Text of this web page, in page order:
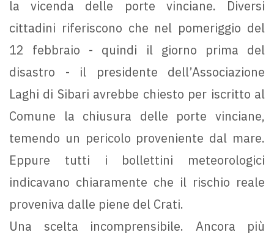
la vicenda delle porte vinciane. Diversi
cittadini riferiscono che nel pomeriggio del
12 febbraio - quindi il giorno prima del
disastro - il presidente dell’Associazione
Laghi di Sibari avrebbe chiesto per iscritto al
Comune la chiusura delle porte vinciane,
temendo un pericolo proveniente dal mare.
Eppure tutti i bollettini meteorologici
indicavano chiaramente che il rischio reale
proveniva dalle piene del Crati.
Una scelta incomprensibile. Ancora più